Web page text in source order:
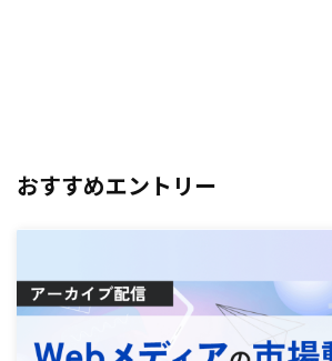
おすすめエントリー